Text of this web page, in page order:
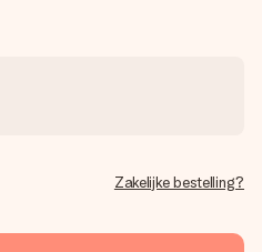
Zakelijke bestelling?